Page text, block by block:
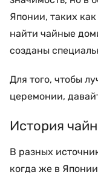
Японии, таких
найти чайные
созданы
Для того, чтобы
церемонии,
История
В разных
когда же в